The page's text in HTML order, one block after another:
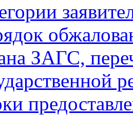
ЗАГС,